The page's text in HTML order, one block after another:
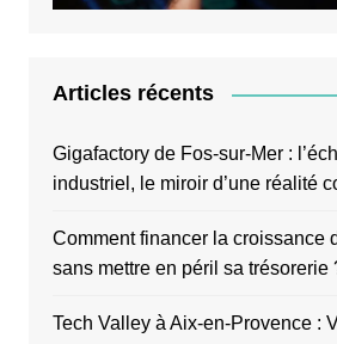
Articles récents
Gigafactory de Fos-sur-Mer :
industriel, le miroir d’une réalité
Comment financer la croissance
sans mettre en péril sa trésorerie
Tech Valley à Aix-en-Provence :